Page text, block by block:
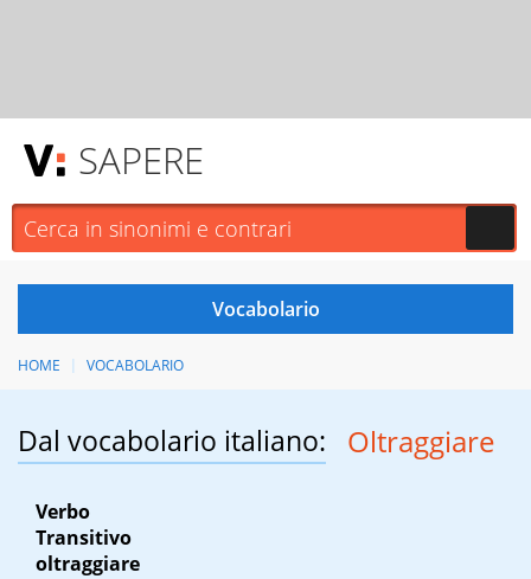
SAPERE
HOME VOCABOLARIO
Dal vocabolario italiano: Oltraggiare
Verbo
Transitivo
oltraggiare